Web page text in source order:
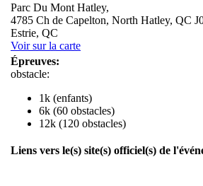
Parc Du Mont Hatley,
4785 Ch de Capelton, North Hatley, QC
Estrie, QC
Voir sur la carte
Épreuves:
obstacle:
1k (enfants)
6k (60 obstacles)
12k (120 obstacles)
Liens vers le(s) site(s) officiel(s) de